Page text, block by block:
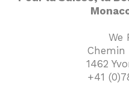
We
Chemin
1462
+41